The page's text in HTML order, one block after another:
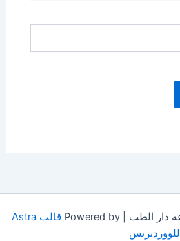
قالب Astra
للووردبريس